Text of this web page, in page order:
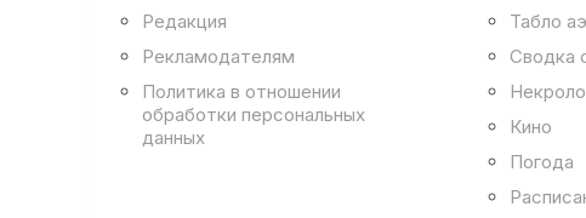
Редакция
Рекламодателям
Политика в отношении
обработки персональных
данных
Табло
Сводка
Кино
Погода